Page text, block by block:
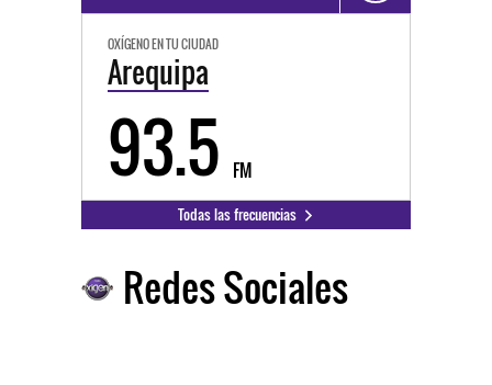
OXÍGENO EN TU CIUDAD
Arequipa
93.5 FM
Todas las frecuencias
Redes Sociales